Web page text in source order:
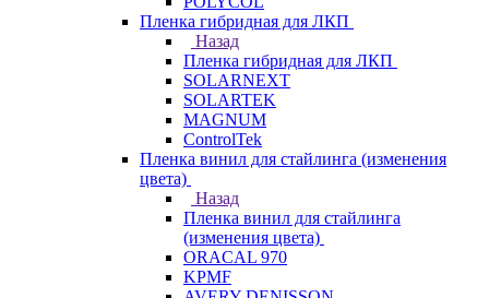
Пленка гибридная для ЛКП
Назад
Пленка гибридная для ЛКП
SOLARNEXT
SOLARTEK
MAGNUM
ControlTek
Пленка винил для стайлинга (изменения
цвета)
Назад
Пленка винил для стайлинга
(изменения цвета)
ORACAL 970
KPMF